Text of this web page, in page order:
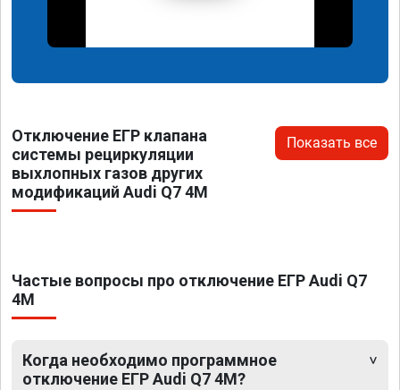
Отключение ЕГР клапана
системы рециркуляции
выхлопных газов других
модификаций Audi Q7 4M
Показать все
Частые вопросы про отключение ЕГР Audi Q7
4M
Когда необходимо программное
отключение ЕГР Audi Q7 4M?